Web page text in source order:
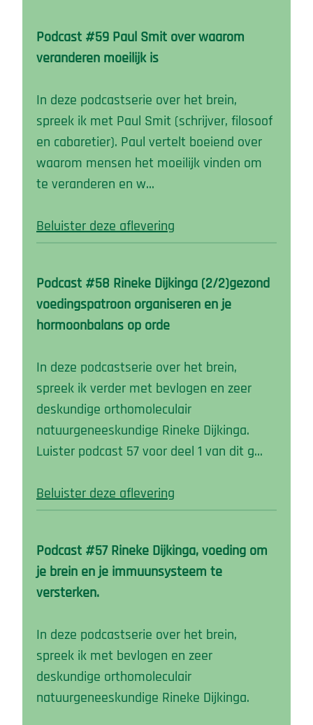
Podcast #59 Paul Smit over waarom
veranderen moeilijk is
In deze podcastserie over het brein,
spreek ik met Paul Smit (schrijver, filosoof
en cabaretier). Paul vertelt boeiend over
waarom mensen het moeilijk vinden om
te veranderen en w…
Beluister deze aflevering
Podcast #58 Rineke Dijkinga (2/2)gezond
voedingspatroon organiseren en je
hormoonbalans op orde
In deze podcastserie over het brein,
spreek ik verder met bevlogen en zeer
deskundige orthomoleculair
natuurgeneeskundige Rineke Dijkinga.
Luister podcast 57 voor deel 1 van dit g…
Beluister deze aflevering
Podcast #57 Rineke Dijkinga, voeding om
je brein en je immuunsysteem te
versterken.
In deze podcastserie over het brein,
spreek ik met bevlogen en zeer
deskundige orthomoleculair
natuurgeneeskundige Rineke Dijkinga.